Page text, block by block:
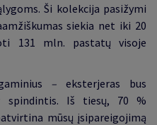
Ši kolekcija pasižymi
siekia net iki 20
131 mln. pastatų visoje
–eksterjeras bus
spindintis. Iš tiesų, 70 %
mūsų įsipareigojimą